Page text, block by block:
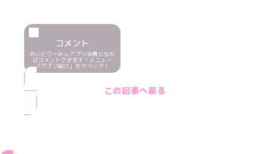
コメント
めいどりーみんアプリ会員になれ
ばコメントできます！メニュー
「アプリ紹介」をクリック！
この記事へ戻る